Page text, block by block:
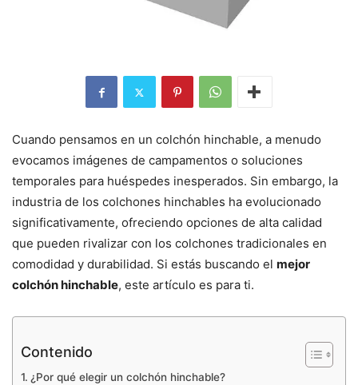
Cuando pensamos en un colchón hinchable, a menudo
evocamos imágenes de campamentos o soluciones
temporales para huéspedes inesperados. Sin embargo, la
industria de los colchones hinchables ha evolucionado
significativamente, ofreciendo opciones de alta calidad
que pueden rivalizar con los colchones tradicionales en
comodidad y durabilidad. Si estás buscando el mejor
colchón hinchable, este artículo es para ti.
Contenido
¿Por qué elegir un colchón hinchable?